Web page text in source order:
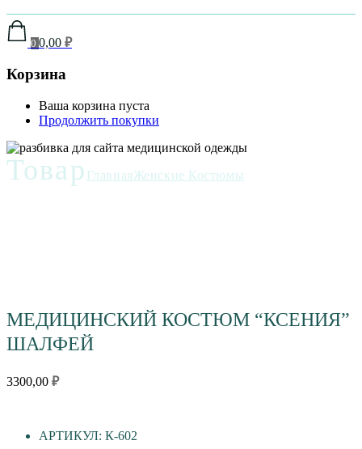
0 0,00 ₽
Корзина
Ваша корзина пуста
Продолжить покупки
Товар ГлавнаяЖенские Костюмы
МЕДИЦИНСКИЙ КОСТЮМ “КСЕНИЯ”
ШАЛФЕЙ
3300,00 ₽
АРТИКУЛ: К-602